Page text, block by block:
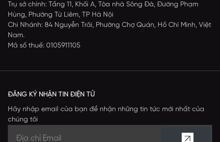
Trụ sở chính: Tầng 11, Khối A, Tòa nhà Sông Đà, Đường Phạm
Hùng, Phường Từ Liêm, TP Hà Nội
Chi Nhánh: 84 Nguyễn Trãi, Phường Chợ Quán, Hồ Chí Minh, Việt
Nam.
Mã số thuế: 0105911105
ĐĂNG KÝ NHẬN TIN ĐIỆN TỬ
Hãy nhập email của bạn để nhận những tin tức mới nhất của
chúng tôi